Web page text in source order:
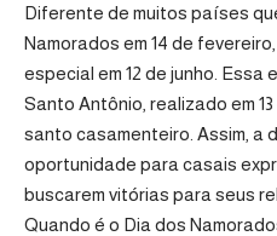
Diferente de muitos países
Namorados em 14 de
especial em 12 de junho.
Santo Antônio, realizado em
santo casamenteiro. Assim, a
oportunidade para casais
buscarem vitórias para seus
Quando é o Dia dos